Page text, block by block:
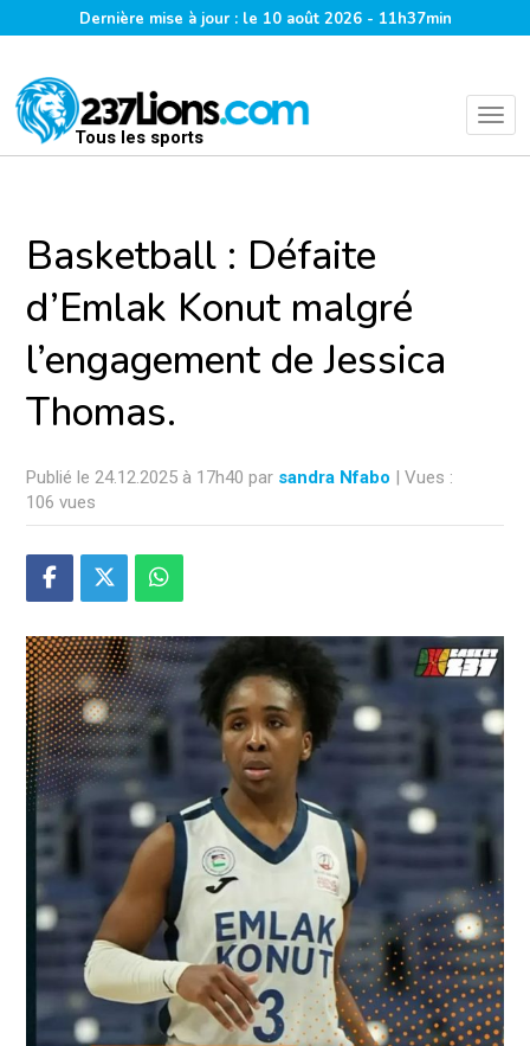
Dernière mise à jour : le 10 août 2026 - 11h37min
Tous les sports
Basketball : Défaite
d’Emlak Konut malgré
l’engagement de Jessica
Thomas.
Publié le 24.12.2025 à 17h40 par sandra Nfabo | Vues :
106 vues